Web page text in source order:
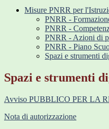
Misure PNRR per
PNRR -
PNRR -
PNRR - Azioni di
PNRR - Piano
Spazi e strumenti
Spazi e strumenti
Avviso PUBBLICO PER LA
Nota di autorizzazione